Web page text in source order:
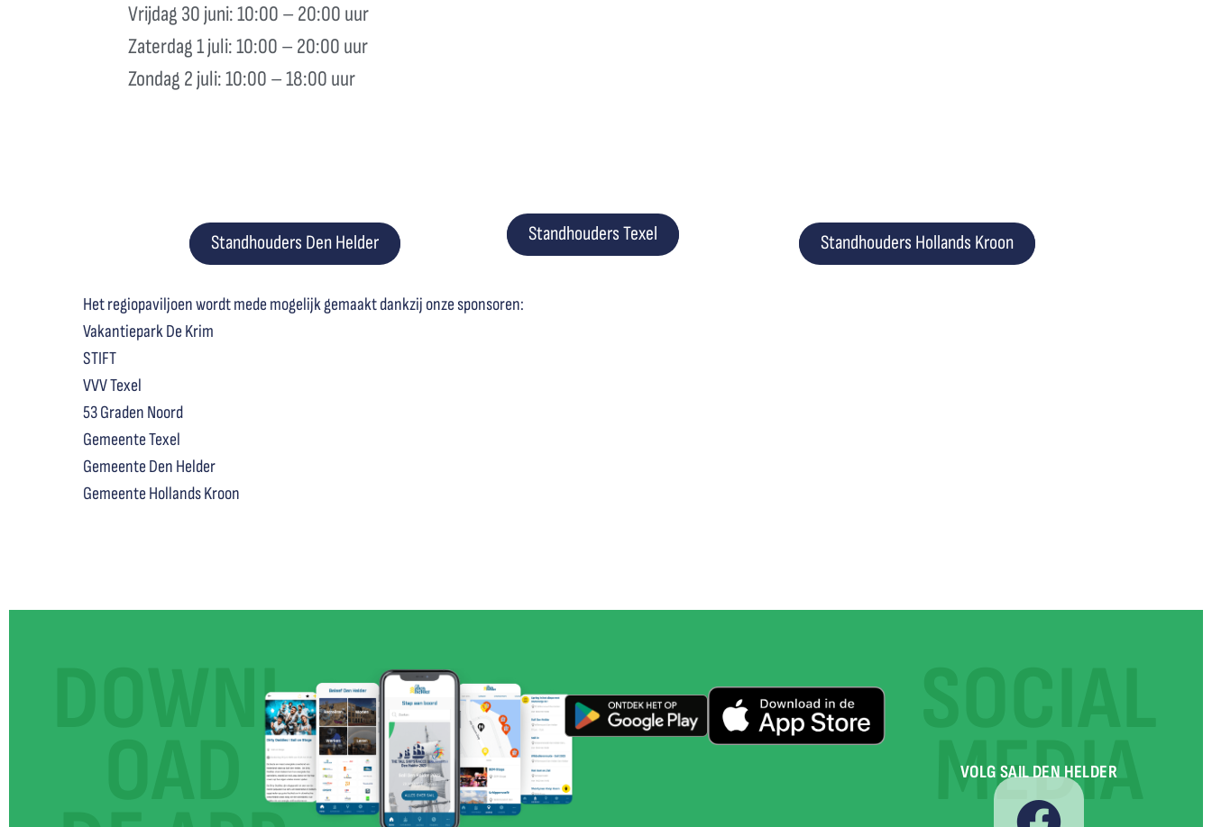
Vrijdag 30 juni: 10:00 – 20:00 uur
Zaterdag 1 juli: 10:00 – 20:00 uur
Zondag 2 juli: 10:00 – 18:00 uur
Standhouders Den Helder Standhouders Texel Standhouders Hollands Kroon
Het regiopaviljoen wordt mede mogelijk gemaakt dankzij onze sponsoren:
Vakantiepark De Krim
STIFT
VVV Texel
53 Graden Noord
Gemeente Texel
Gemeente Den Helder
Gemeente Hollands Kroon
DOWNL
MEDIA
VOLG SAIL DEN HELDER